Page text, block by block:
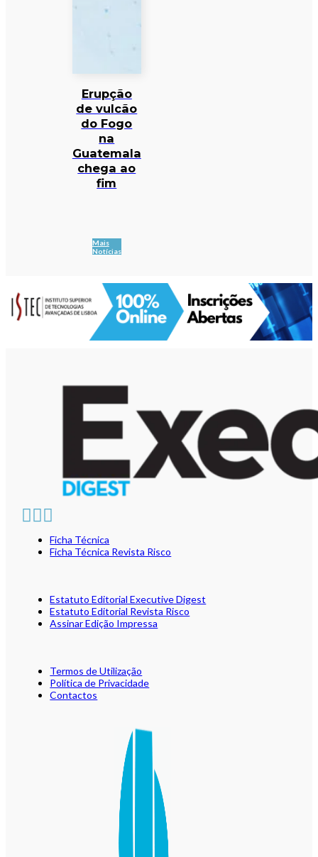
Erupção
de vulcão
do Fogo
na
Guatemala
chega ao
fim
Mais
Notícias
Ficha Técnica
Ficha Técnica Revista Risco
Estatuto Editorial Executive Digest
Estatuto Editorial Revista Risco
Assinar Edição Impressa
Termos de Utilização
Política de Privacidade
Contactos